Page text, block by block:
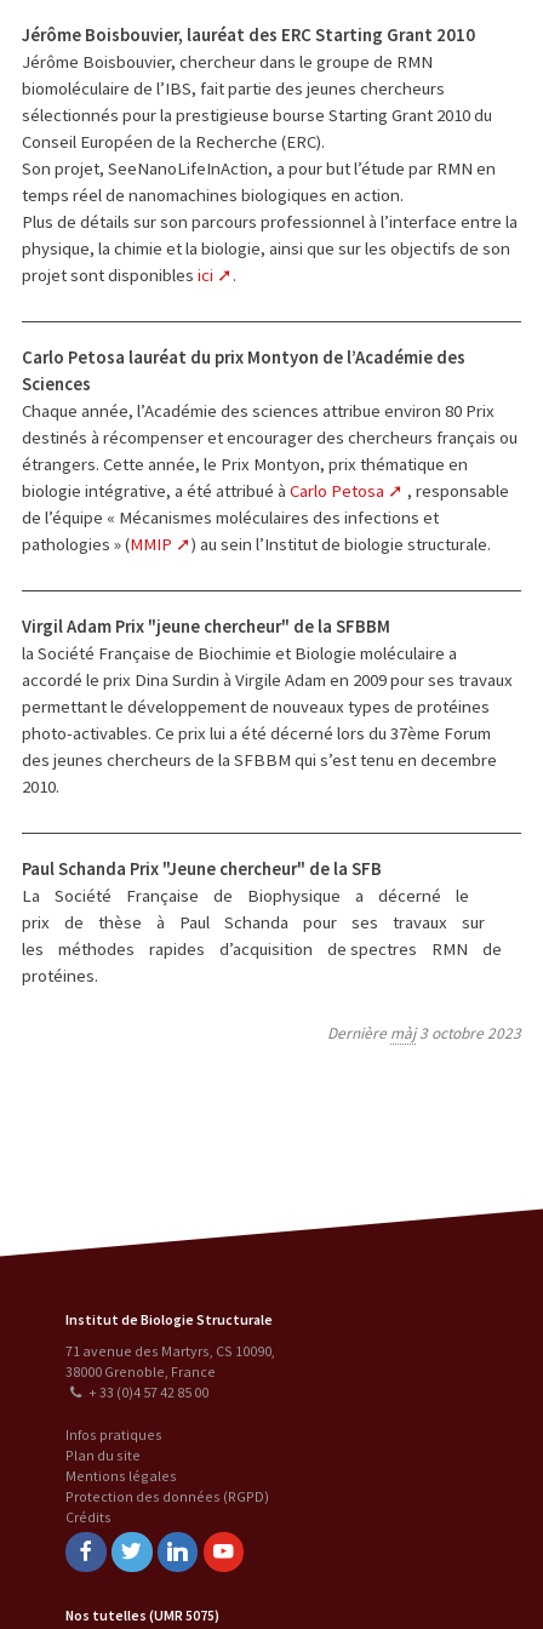
Jérôme Boisbouvier, lauréat des ERC Starting Grant 2010
Jérôme Boisbouvier, chercheur dans le groupe de RMN
biomoléculaire de l’IBS, fait partie des jeunes chercheurs
sélectionnés pour la prestigieuse bourse Starting Grant 2010 du
Conseil Européen de la Recherche (ERC).
Son projet, SeeNanoLifeInAction, a pour but l’étude par RMN en
temps réel de nanomachines biologiques en action.
Plus de détails sur son parcours professionnel à l’interface entre la
physique, la chimie et la biologie, ainsi que sur les objectifs de son
projet sont disponiblesici .
Carlo Petosa lauréat du prix Montyon de l’Académie des
Sciences
Chaque année, l’Académie des sciences attribue environ 80 Prix
destinés à récompenser et encourager des chercheurs français ou
étrangers. Cette année, le Prix Montyon, prix thématique en
biologie intégrative, a été attribué àCarlo Petosa
, responsable
de l’équipe « Mécanismes moléculaires des infections et
pathologies » (MMIP ) au sein l’Institut de biologie structurale.
Virgil Adam Prix "jeune chercheur" de la SFBBM
la Société Française de Biochimie et Biologie moléculaire a
accordé le prix Dina Surdin à Virgile Adam en 2009 pour ses travaux
permettant le développement de nouveaux types de protéines
photo-activables. Ce prix lui a été décerné lors du 37ème Forum
des jeunes chercheurs de la SFBBM qui s’est tenu en decembre
2010.
Paul Schanda Prix "Jeune chercheur" de la SFB
La Société Française de Biophysique a décerné le
prix de thèse à Paul Schanda pour ses travaux sur
les méthodes rapides d’acquisition de spectres RMN de
protéines.
Dernière màj3 octobre 2023
Institut de Biologie Structurale
71 avenue des Martyrs, CS 10090
38000 Grenoble France
+ 33 (0)4 57 42 85 00
Infos pratiques
Plan du site
Mentions légales
Protection des données (RGPD)
Crédits
Nos tutelles (UMR 5075)